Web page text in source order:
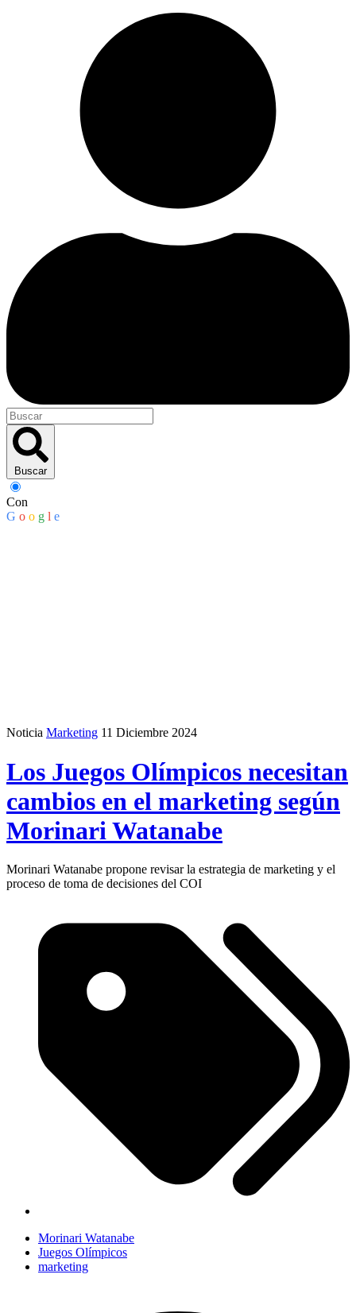
Buscar
Con
G o o g l e
Noticia Marketing 11 Diciembre 2024
Los Juegos Olímpicos necesitan
cambios en el marketing según
Morinari Watanabe
Morinari Watanabe propone revisar la estrategia de marketing y el
proceso de toma de decisiones del COI
Morinari Watanabe
Juegos Olímpicos
marketing